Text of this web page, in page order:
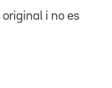
i no es